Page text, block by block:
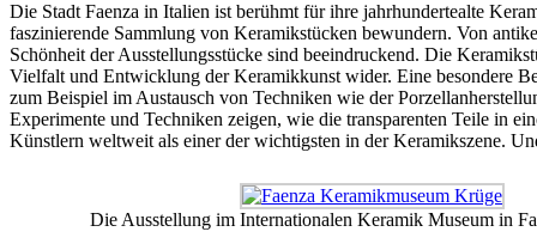
Die Stadt Faenza in Italien ist berühmt für ihre jahrhundertealte
faszinierende Sammlung von Keramikstücken bewundern. Von
Schönheit der Ausstellungsstücke sind beeindruckend. Die
Vielfalt und Entwicklung der Keramikkunst wider. Eine besondere
zum Beispiel im Austausch von Techniken wie der
Experimente und Techniken zeigen, wie die transparenten Teile in
Künstlern weltweit als einer der wichtigsten in der Keramikszene.
Die Ausstellung im Internationalen Keramik Museum in